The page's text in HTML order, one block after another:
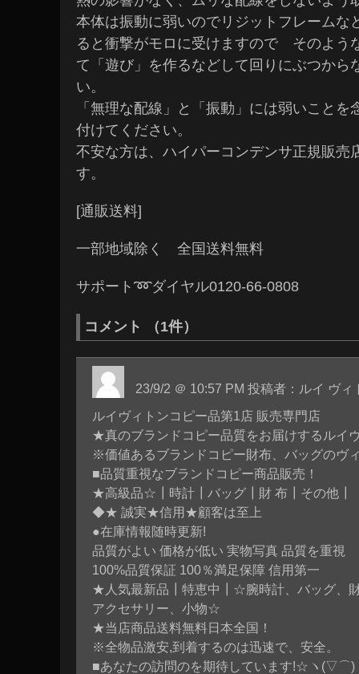
本体は振動に弱いのでリジットフレームな
ると衝撃がモロに受けますので そのよう
て「遊び」を作るなどして回りにぶつから
い。
「無理な配線」と「振動」には弱いこと
付けてください。
不安な方は、ハイパーコンデンサ正規販売
す。
[通販送料]
一部地域除く 全国送料無料
サポート➿ダイヤル0120-66-0808
コメント （1件）
23/9/2 ＠ 10:57 PM 投稿者：ルイ ヴィ
ルイヴィトンコピー品第1店 販売専門店
★真のブランドコピー品質をお届けするルイ
※価値あるブランドコピー財布、バッグのヴ
■品質重視なブランドコピー商品販売！
★高級品☆┃時計┃バッグ┃財 布┃その他┃
◆★ 誠実★信用★顧客は至上
●在庫情報随時更新!
品質がよい 価格が低い 実物写真 品質を重視
100%品質保証 100％満足保障 信用第一
★人気最新品┃特恵中┃☆腕時計、バッグ、
アクセサリー、小物☆
★当店商品送料無料日本全国！
※全物品激安,到着するのは迅速で、安全。
■あなたの訪問のを期待しています!☆ヽ(▽⌒)